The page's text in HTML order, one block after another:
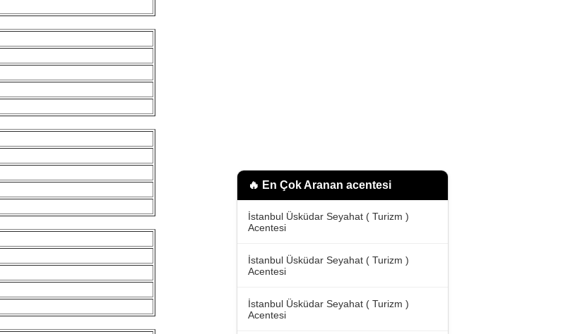
🔥 En Çok Aranan acentesi
İstanbul Üsküdar Seyahat ( Turizm )
Acentesi
İstanbul Üsküdar Seyahat ( Turizm )
Acentesi
İstanbul Üsküdar Seyahat ( Turizm )
Acentesi